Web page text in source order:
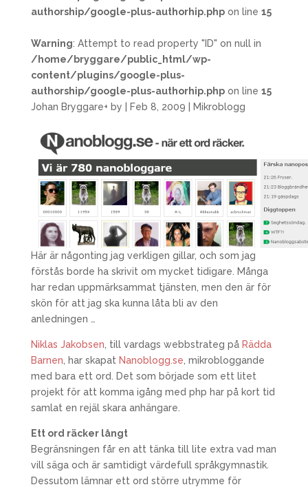
authorship/google-plus-authorhip.phpon line 15
Warning: Attempt to read property "ID" on null in
/home/bryggare/public_html/wp-
content/plugins/google-plus-
authorship/google-plus-authorhip.phpon line 15
Johan Bryggare+ by Feb 8, 2009 Mikroblogg
Här är någonting jag verkligen gillar, och som jag
förstås borde ha skrivit om mycket tidigare. Många
har redan uppmärksammat tjänsten, men den är för
skön för att jag ska kunna låta bli av den
anledningen …
Niklas Jakobsen , till vardags webbstrateg på Rädda
Barnen , har skapat Nanoblogg.se , mikrobloggande
med bara ett ord. Det som började som ett litet
projekt för att komma igång med php har på kort tid
samlat en rejäl skara anhängare.
Ett ord räcker långt
Begränsningen får en att tänka till lite extra vad man
vill säga och är samtidigt värdefull språkgymnastik.
Dessutom lämnar ett ord större utrymme för